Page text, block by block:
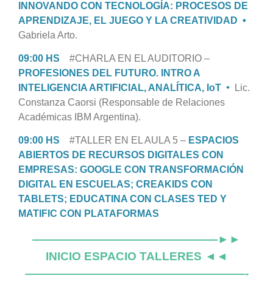
INNOVANDO CON TECNOLOGÍA: PROCESOS DE
APRENDIZAJE, EL JUEGO Y LA CREATIVIDAD •
Gabriela Arto.
09:00 HS
#CHARLA EN EL AUDITORIO –
PROFESIONES DEL FUTURO. INTRO A
INTELIGENCIA ARTIFICIAL, ANALÍTICA, IoT •
Lic.
Constanza Caorsi (Responsable de Relaciones
Académicas IBM Argentina).
09:00 HS #TALLER EN EL AULA 5 –ESPACIOS
ABIERTOS DE RECURSOS DIGITALES CON
EMPRESAS: GOOGLE CON TRANSFORMACIÓN
DIGITAL EN ESCUELAS; CREAKIDS CON
TABLETS; EDUCATINA CON CLASES TED Y
MATIFIC CON PLATAFORMAS
————————————————►►
INICIO ESPACIO TALLERES ◄◄
———————————————————-